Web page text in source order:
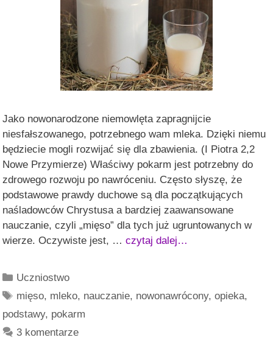
Jako nowonarodzone niemowlęta zapragnijcie
niesfałszowanego, potrzebnego wam mleka. Dzięki niemu
będziecie mogli rozwijać się dla zbawienia. (I Piotra 2,2
Nowe Przymierze) Właściwy pokarm jest potrzebny do
zdrowego rozwoju po nawróceniu. Często słyszę, że
podstawowe prawdy duchowe są dla początkujących
naśladowców Chrystusa a bardziej zaawansowane
nauczanie, czyli „mięso” dla tych już ugruntowanych w
wierze. Oczywiste jest, … czytaj dalej…
Kategorie
Uczniostwo
Tagi
mięso, mleko, nauczanie, nowonawrócony,opieka,
podstawy, pokarm
3 komentarze